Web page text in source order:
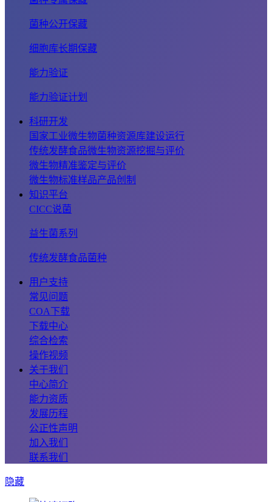
菌种公开保藏
细胞库长期保藏
能力验证
能力验证计划
科研开发
国家工业微生物菌种资源库建设运行
传统发酵食品微生物资源挖掘与评价
微生物精准鉴定与评价
微生物标准样品产品创制
知识平台
CICC说菌
益生菌系列
传统发酵食品菌种
用户支持
常见问题
COA下载
下载中心
综合检索
操作视频
关于我们
中心简介
能力资质
发展历程
公正性声明
加入我们
联系我们
隐藏